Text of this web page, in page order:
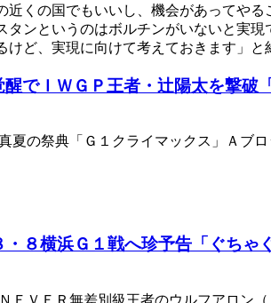
近くの国でもいいし、機会があって
ンというのはボルチンがいないと実
ど、実現に向けて考えておきます」
でＩＷＧＰ王者・辻陽太を撃
の祭典「Ｇ１クライマックス」Ａブ
・８横浜Ｇ１戦へ珍予告「ぐち
ＥＲ無差別級王者のウルフアロン（